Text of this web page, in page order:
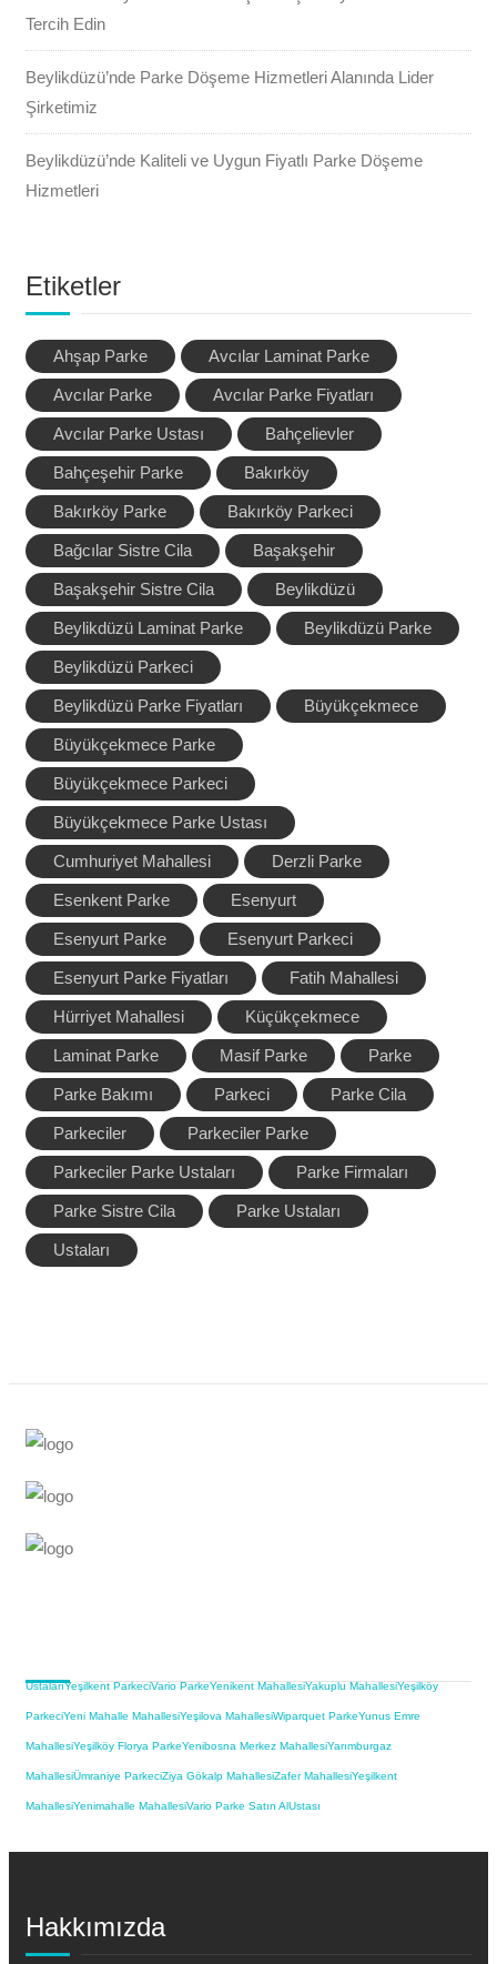
Tercih Edin
Beylikdüzü’nde Parke Döşeme Hizmetleri Alanında Lider
Şirketimiz
Beylikdüzü’nde Kaliteli ve Uygun Fiyatlı Parke Döşeme
Hizmetleri
Etiketler
Ahşap Parke Avcılar Laminat Parke
Avcılar Parke Avcılar Parke Fiyatları
Avcılar Parke Ustası Bahçelievler
Bahçeşehir Parke Bakırköy
Bakırköy Parke Bakırköy Parkeci
Bağcılar Sistre Cila Başakşehir
Başakşehir Sistre Cila Beylikdüzü
Beylikdüzü Laminat Parke Beylikdüzü Parke
Beylikdüzü Parkeci
Beylikdüzü Parke Fiyatları Büyükçekmece
Büyükçekmece Parke
Büyükçekmece Parkeci
Büyükçekmece Parke Ustası
Cumhuriyet Mahallesi Derzli Parke
Esenkent Parke Esenyurt
Esenyurt Parke Esenyurt Parkeci
Esenyurt Parke Fiyatları Fatih Mahallesi
Hürriyet Mahallesi Küçükçekmece
Laminat Parke Masif Parke Parke
Parke Bakımı Parkeci Parke Cila
Parkeciler Parkeciler Parke
Parkeciler Parke Ustaları Parke Firmaları
Parke Sistre Cila Parke Ustaları
Ustaları
UstalarıYeşilkent ParkeciVario ParkeYenikent MahallesiYakuplu MahallesiYeşilköy
ParkeciYeni Mahalle MahallesiYeşilova MahallesiWiparquet ParkeYunus Emre
MahallesiYeşilköy Florya ParkeYenibosna Merkez MahallesiYarımburgaz
MahallesiÜmraniye ParkeciZiya Gökalp MahallesiZafer MahallesiYeşilkent
MahallesiYenimahalle MahallesiVario Parke Satın AlUstası
Hakkımızda